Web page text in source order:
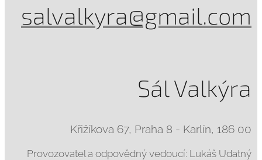
salvalkyra@gmail.com
Sál Valkýra
Křižíkova 67, Praha 8 - Karlín, 186 00
Provozovatel a odpovědný vedoucí: Lukáš Udatný